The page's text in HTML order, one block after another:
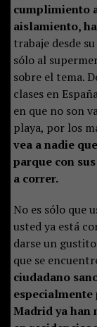
cumplimiento
aislamiento,
trabaje desde
sólo al
sobre el tema.
clases en
en que no son
playa, por los
vea a nadie
parque con
a correr.
No es sólo que
usted ya está
darse un
que se
ciudadano
especialmente
Madrid ya han